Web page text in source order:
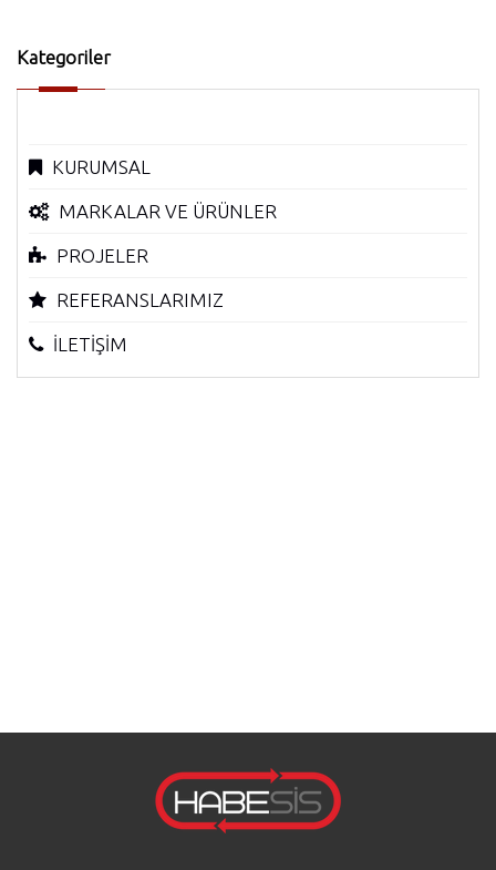
Kategoriler
KURUMSAL
MARKALAR VE ÜRÜNLER
PROJELER
REFERANSLARIMIZ
İLETİŞİM